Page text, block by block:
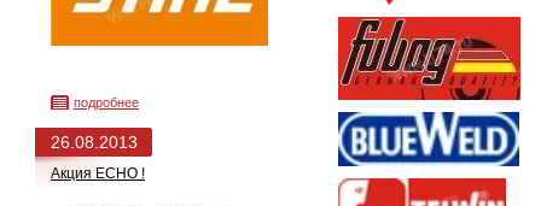
подробнее
26.08.2013
Акция ECHO !